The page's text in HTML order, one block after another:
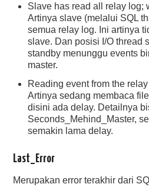
Slave has read all relay log;
Artinya slave (melalui SQL
semua relay log. Ini artinya
slave. Dan posisi I/O thread
standby menunggu events
master.
Reading event from the
Artinya sedang membaca
disini ada delay. Detailnya
Seconds_Mehind_Master,
semakin lama delay.
Last_Error
Merupakan error terakhir dari